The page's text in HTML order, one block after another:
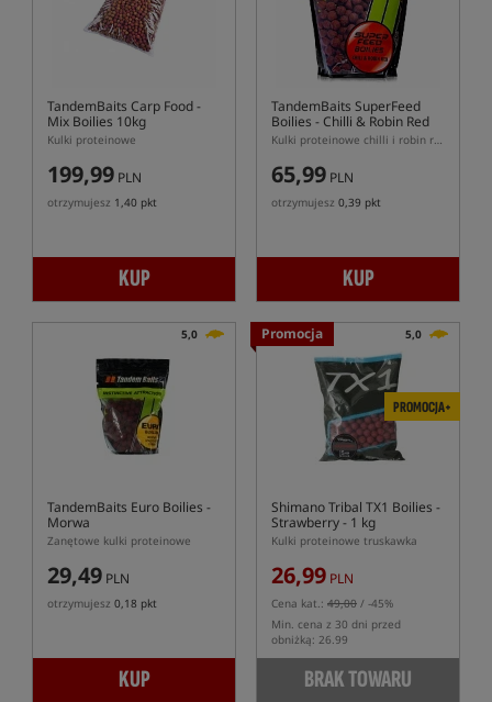
TandemBaits Carp Food -
Mix Boilies 10kg
Kulki proteinowe
199,99 PLN
otrzymujesz 1,40 pkt
KUP
TandemBaits SuperFeed
Boilies - Chilli & Robin Red
Kulki proteinowe chilli i robin red
65,99 PLN
otrzymujesz 0,39 pkt
KUP
5,0
TandemBaits Euro Boilies -
Morwa
Zanętowe kulki proteinowe
29,49 PLN
otrzymujesz 0,18 pkt
KUP
Promocja 5,0
PROMOCJA+
Shimano Tribal TX1 Boilies -
Strawberry - 1 kg
Kulki proteinowe truskawka
26,99 PLN
Cena kat.: 49,00 / -45%
Min. cena z 30 dni przed
obniżką: 26.99
BRAK TOWARU